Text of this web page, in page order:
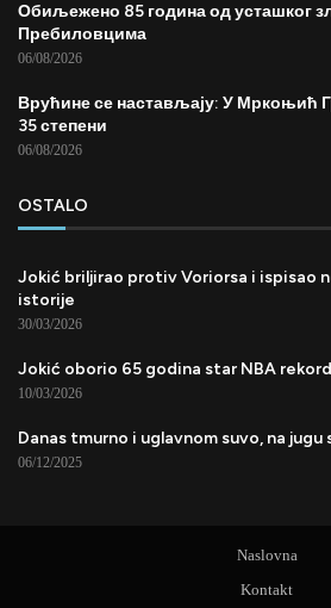
Обиљежено 85 година од усташког
Пребиловцима
06/08/2026
Врућине се настављају: У Мркоњић
35 степени
06/08/2026
OSTALO
Jokić briljirao protiv Voriorsa i ispisao
istorije
30/03/2026
Jokić oborio 65 godina star NBA rekord
10/03/2026
Danas tmurno i uglavnom suvo, na jugu
06/12/2025
Naslovna
Kontakt